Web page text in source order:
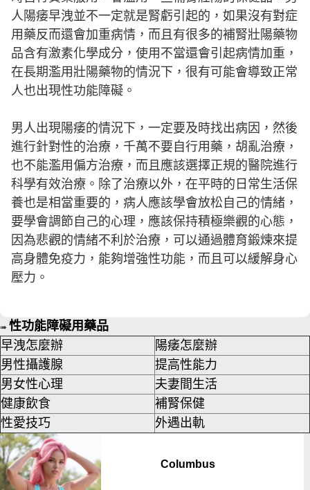
人陽痿早洩並不一定就是腎虧引起的，如果沒有對症
用藥反而還會加重病情，而且有很多的補腎壯陽藥物
品含有激素化學成分，使用不當還會引起病情加重，
在長期濫用壯陽藥物的情況下，很有可能會導致正常
人也出現性功能障礙。
男人出現陽痿的情況下，一定要及時找出病因，然後
進行針對性的治療，千萬不要自行用藥，胡亂治療，
也不能濫用偏方治療，而且應該選擇正規的醫院進行
科學有效治療。除了治療以外，在平時的日常生活保
養也是相當重要的，病人應該學會放松自己的情緒，
要學會調節自己的心理，應該保持積極樂觀的心態，
因為悲觀的情緒不利於治療，可以通過體育鍛煉來提
高身體免疫力，能夠增強性功能，而且可以緩解身心
壓力。
➠ 性功能障礙用藥品
早洩怎麼辦
陽痿怎麼辦
男性攝護腺
提高性能力
男女性心理
夫妻間生活
健康飲食
補腎保健
性愛技巧
外遇出軌